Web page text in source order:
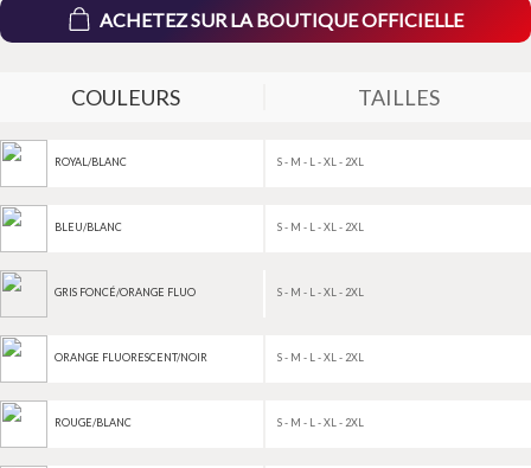
ACHETEZ SUR LA BOUTIQUE OFFICIELLE
COULEURS TAILLES
ROYAL/BLANC S - M - L - XL - 2XL
BLEU/BLANC S - M - L - XL - 2XL
GRIS FONCÉ/ORANGE FLUO S - M - L - XL - 2XL
ORANGE FLUORESCENT/NOIR S - M - L - XL - 2XL
ROUGE/BLANC S - M - L - XL - 2XL